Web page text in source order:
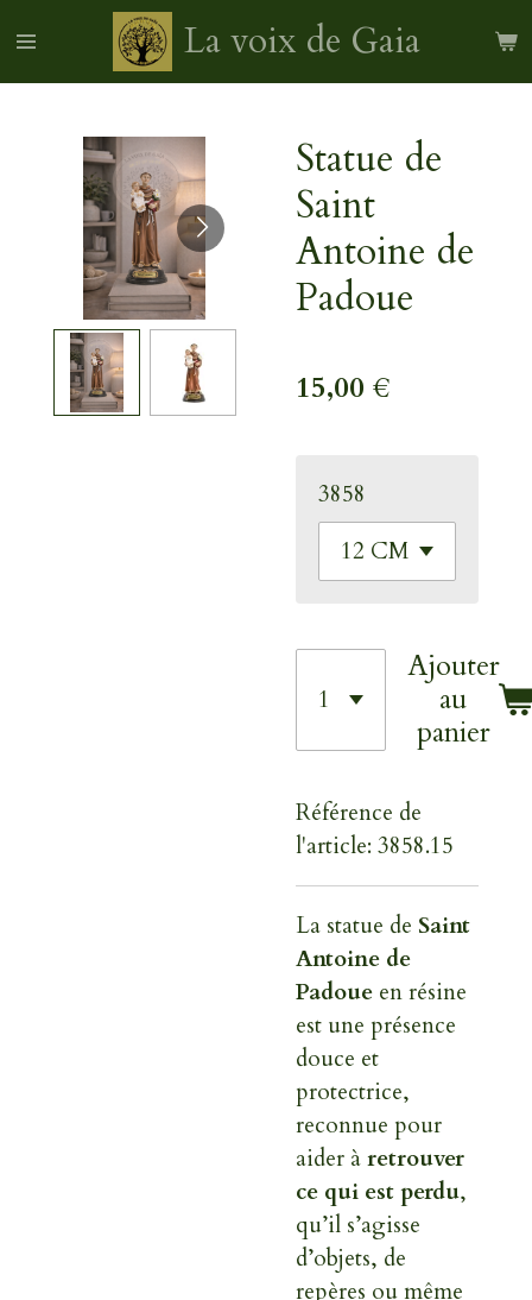
La voix de Gaia
Statue de
Saint
Antoine de
Padoue
15,00 €
3858
Ajouter
au
panier
Référence de
l'article:3858.15
La statue de Saint
Antoine de
Padoue en résine
est une présence
douce et
protectrice,
reconnue pour
aider àretrouver
ce qui est perdu,
qu’il s’agisse
d’objets, de
repères ou même